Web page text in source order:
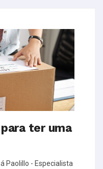
ter uma
Paolillo - Especialista